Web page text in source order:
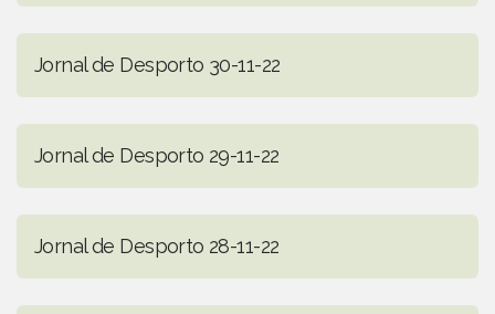
Jornal de Desporto 30-11-22
Jornal de Desporto 29-11-22
Jornal de Desporto 28-11-22